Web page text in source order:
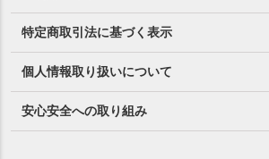
特定商取引法に基づく表示
個人情報取り扱いについて
安心安全への取り組み